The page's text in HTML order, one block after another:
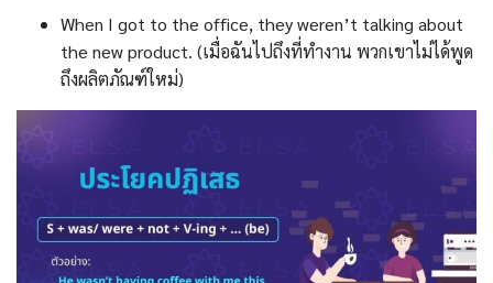
When I got to the office, they weren’t talking about
the new product. (เมื่อฉันไปถึงที่ทำงาน พวกเขาไม่ได้พูด
ถึงผลิตภัณฑ์ใหม่)